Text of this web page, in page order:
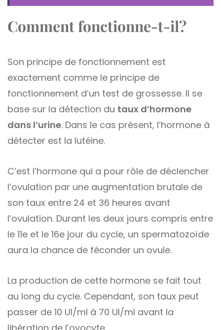
Comment fonctionne-t-il?
Son principe de fonctionnement est
exactement comme le principe de
fonctionnement d’un test de grossesse. Il se
base sur la détection du taux d’hormone
dans l’urine. Dans le cas présent, l’hormone à
détecter est la lutéine.
C’est l’hormone qui a pour rôle de déclencher
l’ovulation par une augmentation brutale de
son taux entre 24 et 36 heures avant
l’ovulation. Durant les deux jours compris entre
le 11e et le 16e jour du cycle, un spermatozoïde
aura la chance de féconder un ovule.
La production de cette hormone se fait tout
au long du cycle. Cependant, son taux peut
passer de 10 Ul/ml à 70 Ul/ml avant la